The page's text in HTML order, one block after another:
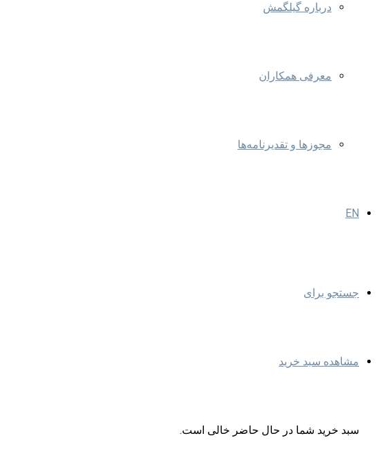
درباره گیلگمش
معرفی همکاران
مجوزها و تقدیرنامه‌ها
EN
جستجو برای
مشاهده سبد خرید
سبد خرید شما در حال حاضر خالی است.